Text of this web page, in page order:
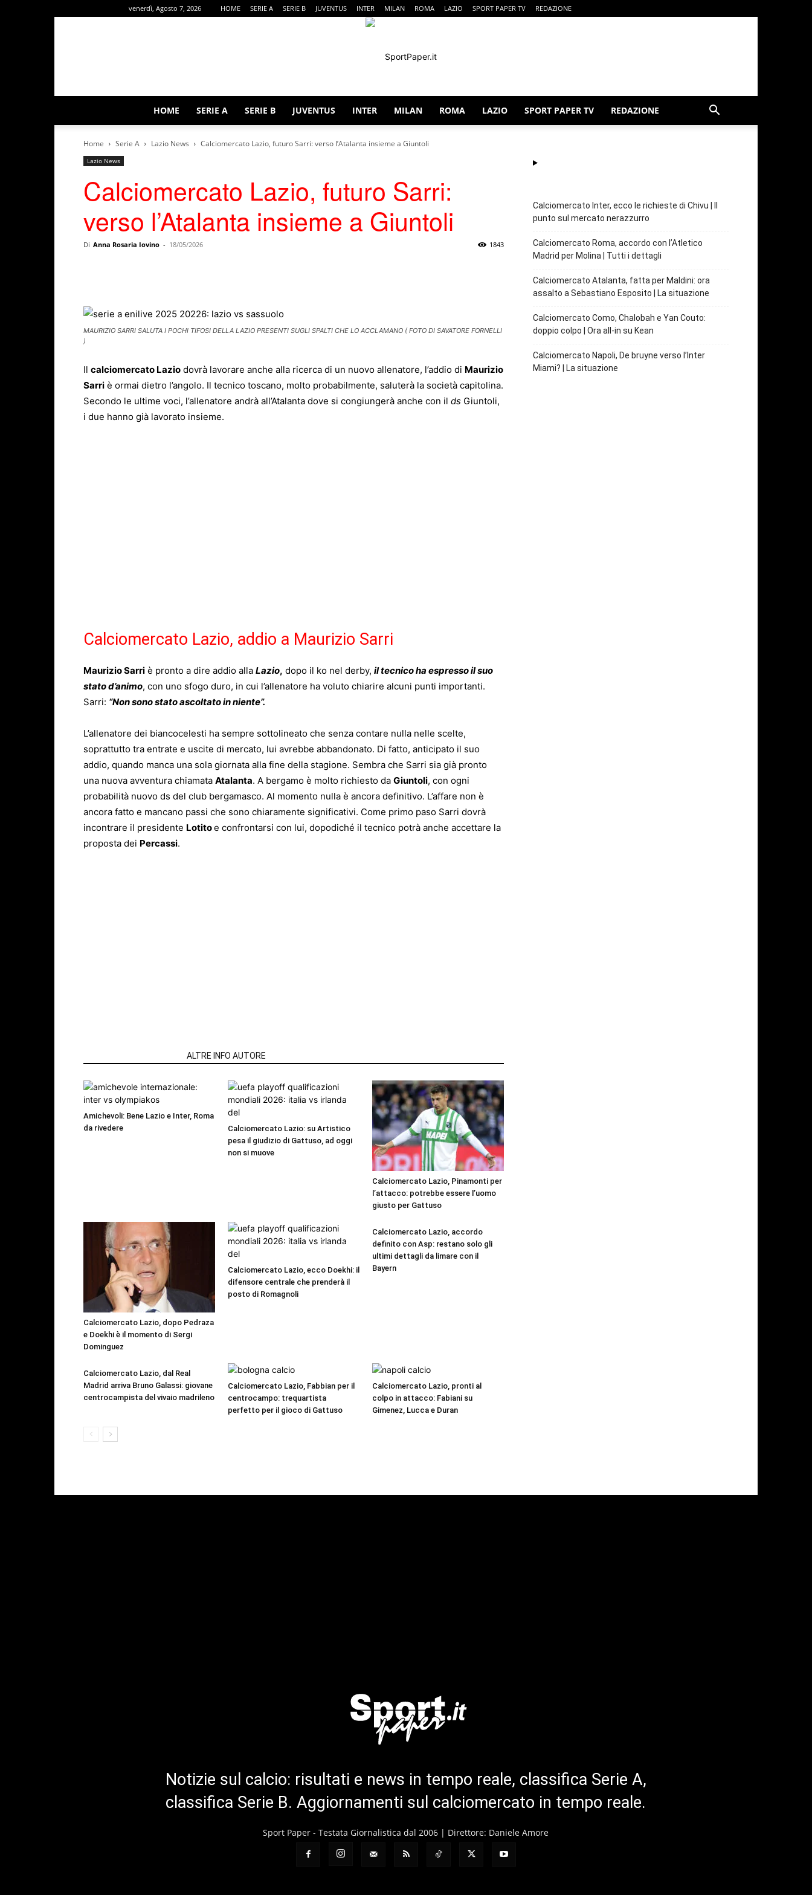
venerdì, Agosto 7, 2026 HOME SERIE A SERIE B JUVENTUS INTER MILAN ROMA LAZIO SPORT PAPER TV REDAZIONE
HOME SERIE A SERIE B JUVENTUS INTER MILAN ROMA LAZIO SPORT PAPER TV REDAZIONE
Home Serie A Lazio News Calciomercato Lazio, futuro Sarri: verso l’Atalanta insieme a Giuntoli
Lazio News
Calciomercato Lazio, futuro Sarri:
verso l’Atalanta insieme a Giuntoli
Di Anna Rosaria Iovino - 18/05/2026 1843
MAURIZIO SARRI SALUTA I POCHI TIFOSI DELLA LAZIO PRESENTI SUGLI SPALTI CHE LO ACCLAMANO ( FOTO DI SAVATORE FORNELLI
)
Il calciomercato Lazio dovrà lavorare anche alla ricerca di un nuovo allenatore, l’addio di Maurizio
Sarri è ormai dietro l’angolo. Il tecnico toscano, molto probabilmente, saluterà la società capitolina.
Secondo le ultime voci, l’allenatore andrà all’Atalanta dove si congiungerà anche con il ds Giuntoli,
i due hanno già lavorato insieme.
Calciomercato Lazio, addio a Maurizio Sarri
Maurizio Sarri è pronto a dire addio alla Lazio, dopo il ko nel derby, il tecnico ha espresso il suo
stato d’animo, con uno sfogo duro, in cui l’allenatore ha voluto chiarire alcuni punti importanti.
Sarri: “Non sono stato ascoltato in niente”.
L’allenatore dei biancocelesti ha sempre sottolineato che senza contare nulla nelle scelte,
soprattutto tra entrate e uscite di mercato, lui avrebbe abbandonato. Di fatto, anticipato il suo
addio, quando manca una sola giornata alla fine della stagione. Sembra che Sarri sia già pronto
una nuova avventura chiamata Atalanta. A bergamo è molto richiesto da Giuntoli, con ogni
probabilità nuovo ds del club bergamasco. Al momento nulla è ancora definitivo. L’affare non è
ancora fatto e mancano passi che sono chiaramente significativi. Come primo paso Sarri dovrà
incontrare il presidente Lotitoe confrontarsi con lui, dopodiché il tecnico potrà anche accettare la
proposta dei Percassi.
ALTRE INFO AUTORE
Amichevoli: Bene Lazio e Inter, Roma
da rivedere
Calciomercato Lazio: su Artistico
pesa il giudizio di Gattuso, ad oggi
non si muove
Calciomercato Lazio, Pinamonti per
l’attacco: potrebbe essere l’uomo
giusto per Gattuso
Calciomercato Lazio, dopo Pedraza
e Doekhi è il momento di Sergi
Dominguez
Calciomercato Lazio, ecco Doekhi: il
difensore centrale che prenderà il
posto di Romagnoli
Calciomercato Lazio, accordo
definito con Asp: restano solo gli
ultimi dettagli da limare con il
Bayern
Calciomercato Lazio, dal Real
Madrid arriva Bruno Galassi: giovane
centrocampista del vivaio madrileno
Calciomercato Lazio, Fabbian per il
centrocampo: trequartista
perfetto per il gioco di Gattuso
Calciomercato Lazio, pronti al
colpo in attacco: Fabiani su
Gimenez, Lucca e Duran
Calciomercato Inter, ecco le richieste di Chivu | Il
punto sul mercato nerazzurro
Calciomercato Roma, accordo con l’Atletico
Madrid per Molina | Tutti i dettagli
Calciomercato Atalanta, fatta per Maldini: ora
assalto a Sebastiano Esposito | La situazione
Calciomercato Como, Chalobah e Yan Couto:
doppio colpo | Ora all-in su Kean
Calciomercato Napoli, De bruyne verso l’Inter
Miami? | La situazione
Notizie sul calcio: risultati e news in tempo reale, classifica Serie A,
classifica Serie B. Aggiornamenti sul calciomercato in tempo reale.
Sport Paper - Testata Giornalistica dal 2006 | Direttore: Daniele Amore